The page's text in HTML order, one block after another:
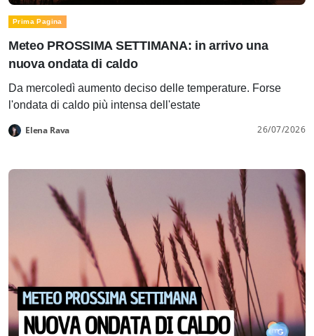
Prima Pagina
Meteo PROSSIMA SETTIMANA: in arrivo una
nuova ondata di caldo
Da mercoledì aumento deciso delle temperature. Forse
l'ondata di caldo più intensa dell'estate
Elena Rava 26/07/2026